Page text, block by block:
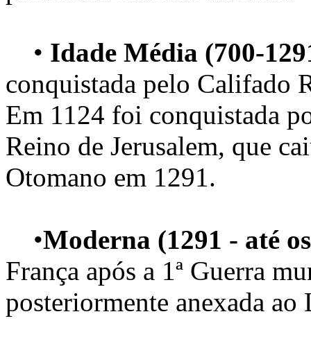
• Idade Média (700-
conquistada pelo Califado
Em 1124 foi conquistada
Reino de Jerusalem, que
Otomano em 1291.
•Moderna (1291 - até
França após a 1ª Guerra
posteriormente anexada ao